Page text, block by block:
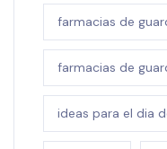
farmacias de
farmacias de
ideas para el dia